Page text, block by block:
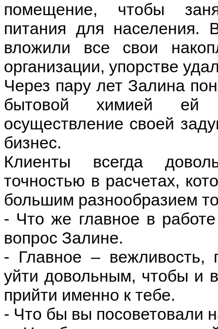
помещение, чтобы
питания для населения.
вложили все свои
организации, упорстве
Через пару лет Залина
бытовой химией ей
осуществление своей
бизнес.
Клиенты всегда
точностью в расчетах,
большим разнообразием
- Что же главное в
вопрос Залине.
- Главное – вежливость,
уйти довольным, чтобы и
прийти именно к тебе.
- Что бы вы посоветовали